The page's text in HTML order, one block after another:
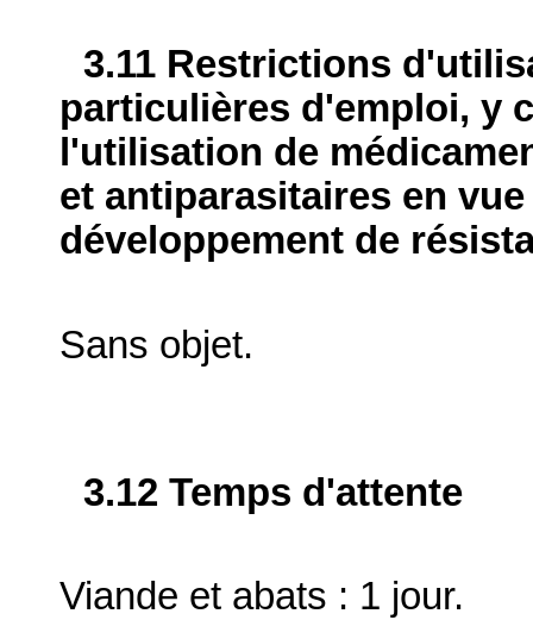
3.11 Restrictions
particulières d'emploi, y
l'utilisation de
et antiparasitaires en
développement de
Sans objet.
3.12 Temps d'attente
Viande et abats : 1 jour.